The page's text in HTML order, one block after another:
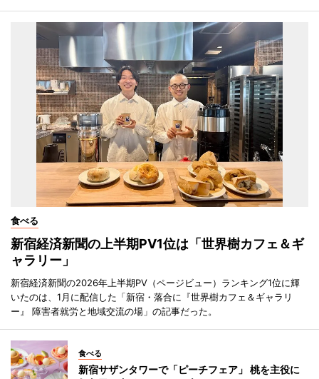
食べる
新宿経済新聞の上半期PV1位は「世界樹カフェ＆ギ
ャラリー」
新宿経済新聞の2026年上半期PV（ページビュー）ランキング1位に輝
いたのは、1月に配信した「新宿・落合に『世界樹カフェ＆ギャラリ
ー』 障害者就労と地域交流の場」の記事だった。
食べる
新宿サザンタワーで「ピーチフェア」 桃を主役に